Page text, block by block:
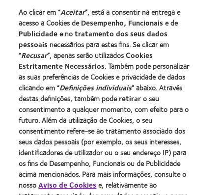
Procurar um centro
Lentes de contacto e a visão
Novo utilizador
Utilizador experiente
Blog
Sobre a CooperVision
Carreiras na CooperVision
Centro de Notícias
Contacte-nos
Legal
Ao clicar em “Aceitar”, está a consentir na entrega e
acesso a Cookies deDesempenho, Funcionaise de
Publicidadee notratamento dos seus dados
pessoais necessários para estes fins. Se clicar em
“Recusar”, apenas serão utilizadosCookies
Estritamente Necessários. Também pode personalizar
as suas preferências de Cookies e privacidade de dados
clicando em “Definições individuais” abaixo. Através
destas definições, também poderetiraro seu
consentimento a qualquer momento, com efeito para o
futuro. Além da utilização de Cookies, o seu
consentimento refere-se ao tratamento associado dos
seus dados pessoais (por exemplo, os seus interesses,
identificadores de utilizador ou o seu endereço IP) para
os fins de Desempenho, Funcionais ou de Publicidade
acima mencionados. Para mais informações, consulte o
nossoAviso de Cookiese, relativamente ao